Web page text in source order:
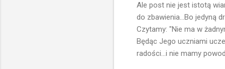
Ale post nie jest istotą
do zbawienia...Bo jedyną
Czytamy: "Nie ma w
Będąc Jego uczniami
radości...i nie mamy